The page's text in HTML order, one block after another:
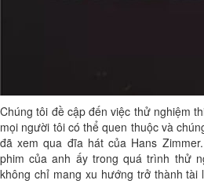
Chúng tôi đề cập đến việc thử nghiệm
mọi người tôi có thể quen thuộc và
đã xem qua đĩa hát của Hans
phim của anh ấy trong quá trình thử
không chỉ mang xu hướng trở thành